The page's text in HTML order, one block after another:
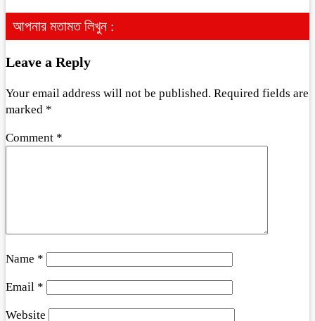
আপনার মতামত লিখুন :
Leave a Reply
Your email address will not be published. Required fields are
marked *
Comment *
Name *
Email *
Website